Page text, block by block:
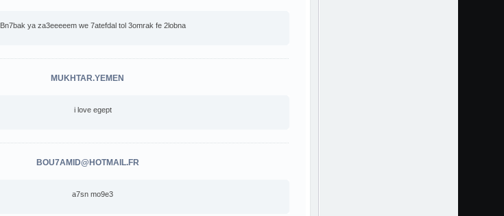
Bn7bak ya za3eeeeem we 7atefdal tol 3omrak fe 2lobna
MUKHTAR.YEMEN
i love egept
BOU7AMID@HOTMAIL.FR
a7sn mo9e3